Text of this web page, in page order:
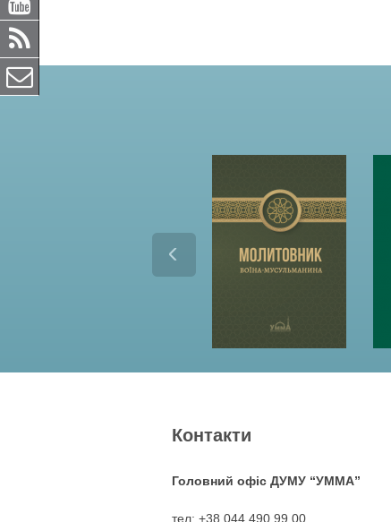
Контакти
Головний офіс ДУМУ “УММА”
тел: +38 044 490 99 00